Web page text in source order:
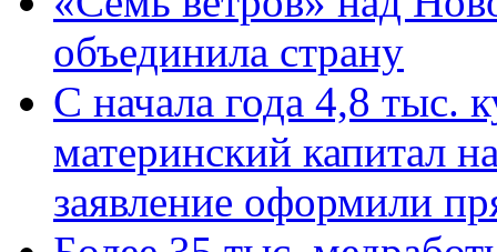
объединила страну
С начала года 4,8 тыс.
материнский капитал
заявление оформили